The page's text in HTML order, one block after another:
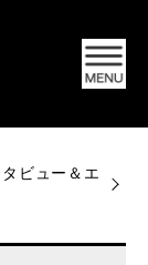
ビュー＆エ